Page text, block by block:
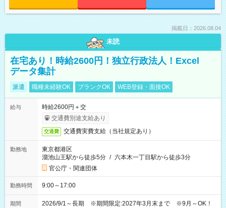
掲載日：2026.08.04
未読
在宅あり！時給2600円！独立行政法人！Excel
データ集計
派遣 職種未経験OK ブランクOK WEB登録・面接OK
給与
時給2600円＋交
交通費別途支給あり
交通費 交通費実費支給（当社規定あり）
勤務地
東京都港区
溜池山王駅から徒歩5分 / 六本木一丁目駅から徒歩3分
官公庁・関連団体
勤務時間 9:00～17:00
期間 2026/9/1～長期 ※期間限定:2027年3月末まで ※9月～OK！